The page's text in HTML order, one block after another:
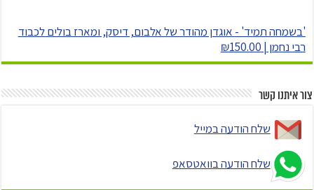
'בשמחה תמיד' - אוגדן מהודר של אלבום, דיסק, ומארז בולים לכבוד
רבי נחמן | ₪150.00
צור איתנו קשר
שלח הודעה במייל
שלח הודעה בוואטסאפ